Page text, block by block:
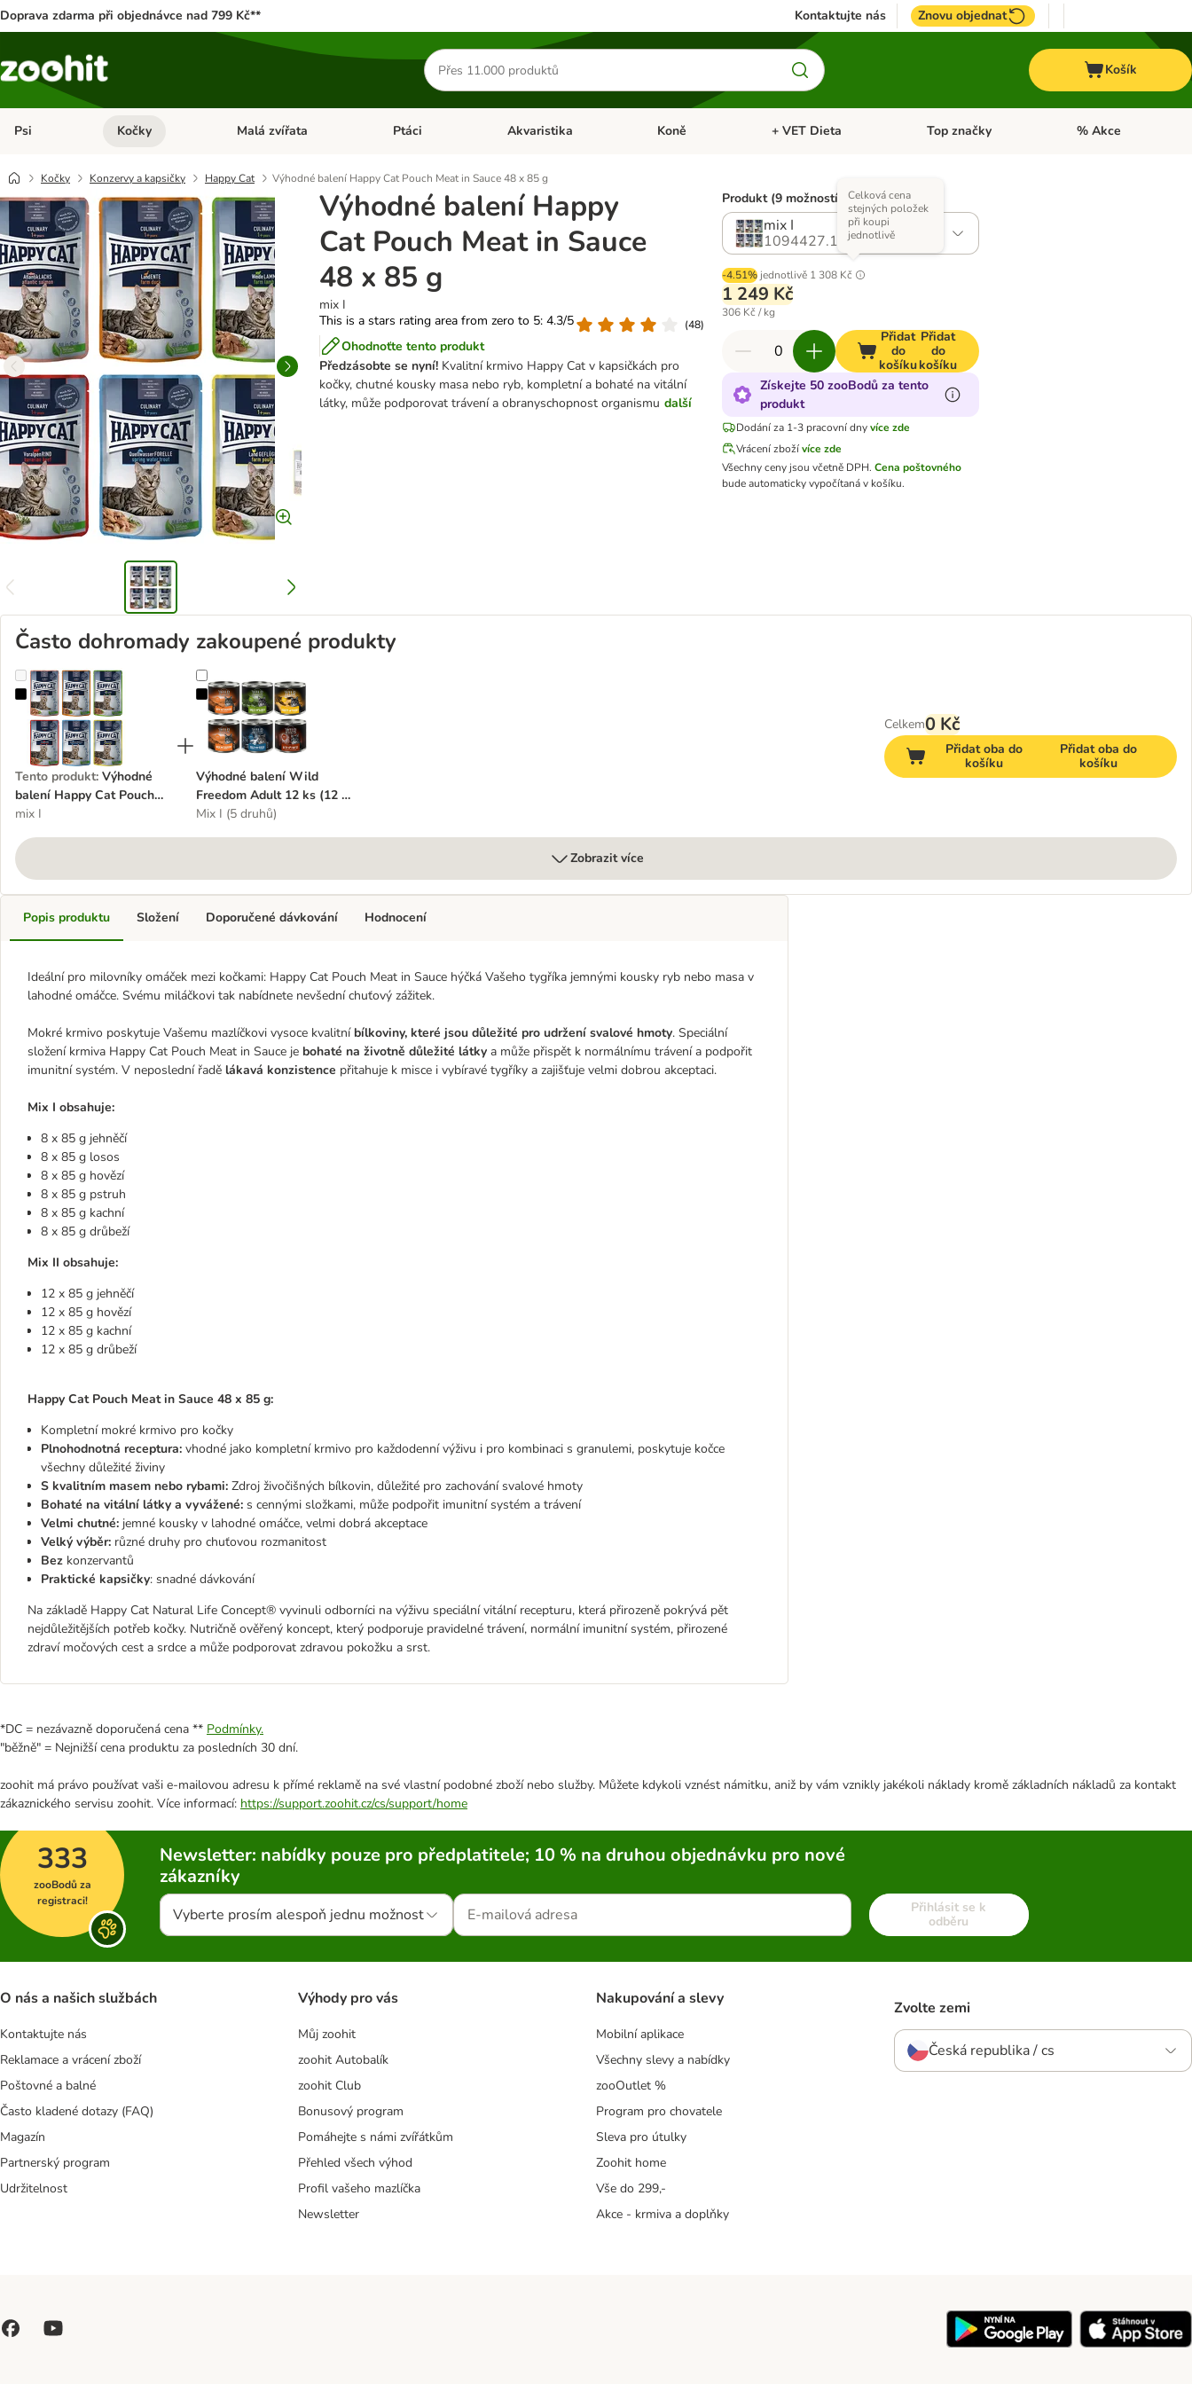
Doprava zdarma při objednávce nad 799 Kč** Kontaktujte nás Znovu objednat
Hledat
produkty
Košík
Psi Otevřít menu: Psi
Kočky Otevřít menu: Kočky
Malá zvířata Otevřít menu: Malá zvířata
Ptáci Otevřít menu: Ptáci
Akvaristika Otevřít menu: Akvaristika
Koně Otevřít menu: Koně
+ VET Dieta Otevřít menu: + VET Dieta
Top značky Otevřít menu: Top
% Akce
Kočky Konzervy a kapsičky Happy Cat Výhodné balení Happy Cat Pouch Meat in Sauce 48 x 85 g
Výhodné balení Happy
Cat Pouch Meat in Sauce
48 x 85 g
mix I
This is a stars rating area from zero to 5: 4.3/5
(48)
Ohodnoťte tento produkt
Předzásobte se nyní! Kvalitní krmivo Happy Cat v kapsičkách pro
kočky, chutné kousky masa nebo ryb, kompletní a bohaté na vitální
látky, může podporovat trávení a obranyschopnost organismu další
Produkt (9 možností)
mix I
1094427.1
-4.51% jednotlivě 1 308 Kč
Celková cena
stejných položek
při koupi
jednotlivě
1 249 Kč
306 Kč / kg
Přidat
do
košíku
Přidat
do
košíku
Získejte 50 zooBodů za tento
produkt
Dodání za 1-3 pracovní dnyvíce zde
Vrácení zbožívíce zde
Všechny ceny jsou včetně DPH. Cena poštovného
bude automaticky vypočítaná v košíku.
Často dohromady zakoupené produkty
Výhodné balení Happy Cat Pouch Meat in Sauce 48 x 85 g
Tento produkt: Výhodné
balení Happy Cat Pouch
Meat in Sauce 48 x 85 g
mix I
Výhodné balení Wild Freedom Adult 12 ks (12 x 200 g)
Výhodné balení Wild
Freedom Adult 12 ks (12 x
200 g)
Mix I (5 druhů)
Celkem0 Kč
Přidat oba do
košíku
Přidat oba do
košíku
Zobrazit více
Popis produktu
Ideální pro milovníky omáček mezi kočkami: Happy Cat Pouch Meat in Sauce hýčká Vašeho tygříka jemnými kousky ryb nebo masa v
lahodné omáčce. Svému miláčkovi tak nabídnete nevšední chuťový zážitek.
Mokré krmivo poskytuje Vašemu mazlíčkovi vysoce kvalitní bílkoviny, které jsou důležité pro udržení svalové hmoty. Speciální
složení krmiva Happy Cat Pouch Meat in Sauce je bohaté na životně důležité látky a může přispět k normálnímu trávení a podpořit
imunitní systém. V neposlední řadě lákavá konzistence přitahuje k misce i vybíravé tygříky a zajišťuje velmi dobrou akceptaci.
Mix I obsahuje:
8 x 85 g jehněčí
8 x 85 g losos
8 x 85 g hovězí
8 x 85 g pstruh
8 x 85 g kachní
8 x 85 g drůbeží
Mix II obsahuje:
12 x 85 g jehněčí
12 x 85 g hovězí
12 x 85 g kachní
12 x 85 g drůbeží
Happy Cat Pouch Meat in Sauce 48 x 85 g:
Kompletní mokré krmivo pro kočky
Plnohodnotná receptura: vhodné jako kompletní krmivo pro každodenní výživu i pro kombinaci s granulemi, poskytuje kočce
všechny důležité živiny
S kvalitním masem nebo rybami: Zdroj živočišných bílkovin, důležité pro zachování svalové hmoty
Bohaté na vitální látky a vyvážené: s cennými složkami, může podpořit imunitní systém a trávení
Velmi chutné: jemné kousky v lahodné omáčce, velmi dobrá akceptace
Velký výběr: různé druhy pro chuťovou rozmanitost
Bez konzervantů
Praktické kapsičky: snadné dávkování
Na základě Happy Cat Natural Life Concept® vyvinuli odborníci na výživu speciální vitální recepturu, která přirozeně pokrývá pět
nejdůležitějších potřeb kočky. Nutričně ověřený koncept, který podporuje pravidelné trávení, normální imunitní systém, přirozené
zdraví močových cest a srdce a může podporovat zdravou pokožku a srst.
Složení Doporučené dávkování Hodnocení
*DC = nezávazně doporučená cena ** Podmínky.
"běžně" = Nejnižší cena produktu za posledních 30 dní.
zoohit má právo používat vaši e-mailovou adresu k přímé reklamě na své vlastní podobné zboží nebo služby. Můžete kdykoli vznést námitku, aniž by vám vznikly jakékoli náklady kromě základních nákladů za kontakt
zákaznického servisu zoohit. Více informací: https://support.zoohit.cz/cs/support/home
333
zooBodů za
registraci!
Newsletter: nabídky pouze pro předplatitele; 10 % na druhou objednávku pro nové
zákazníky
Vyberte prosím alespoň jednu možnost
Přihlásit se k
odběru
O nás a našich službách
Kontaktujte nás
Reklamace a vrácení zboží
Poštovné a balné
Často kladené dotazy (FAQ)
Magazín
Partnerský program
Udržitelnost
Výhody pro vás
Můj zoohit
zoohit Autobalík
zoohit Club
Bonusový program
Pomáhejte s námi zvířátkům
Přehled všech výhod
Profil vašeho mazlíčka
Newsletter
Nakupování a slevy
Mobilní aplikace
Všechny slevy a nabídky
zooOutlet %
Program pro chovatele
Sleva pro útulky
Zoohit home
Vše do 299,-
Akce - krmiva a doplňky
Zvolte zemi
Česká republika / cs